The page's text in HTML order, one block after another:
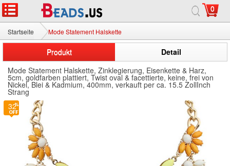
0
Startseite Mode Statement Halskette
Produkt
Detail
Mode Statement Halskette, Zinklegierung, Eisenkette & Harz,
5cm, goldfarben plattiert, Twist oval & facettierte, keine, frei von
Nickel, Blei & Kadmium, 400mm, verkauft per ca. 15.5 ZollInch
Strang
32